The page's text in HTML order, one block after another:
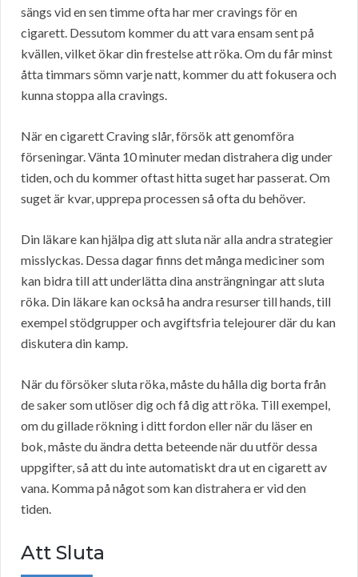
sängs vid en sen timme ofta har mer cravings för en
cigarett. Dessutom kommer du att vara ensam sent på
kvällen, vilket ökar din frestelse att röka. Om du får minst
åtta timmars sömn varje natt, kommer du att fokusera och
kunna stoppa alla cravings.
När en cigarett Craving slår, försök att genomföra
förseningar. Vänta 10 minuter medan distrahera dig under
tiden, och du kommer oftast hitta suget har passerat. Om
suget är kvar, upprepa processen så ofta du behöver.
Din läkare kan hjälpa dig att sluta när alla andra strategier
misslyckas. Dessa dagar finns det många mediciner som
kan bidra till att underlätta dina ansträngningar att sluta
röka. Din läkare kan också ha andra resurser till hands, till
exempel stödgrupper och avgiftsfria telejourer där du kan
diskutera din kamp.
När du försöker sluta röka, måste du hålla dig borta från
de saker som utlöser dig och få dig att röka. Till exempel,
om du gillade rökning i ditt fordon eller när du läser en
bok, måste du ändra detta beteende när du utför dessa
uppgifter, så att du inte automatiskt dra ut en cigarett av
vana. Komma på något som kan distrahera er vid den
tiden.
Att Sluta